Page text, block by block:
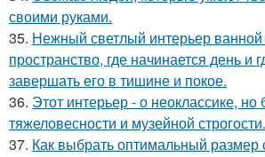
своими руками.
35. Нежный светлый интерьер
пространство, где начинается день и
завершать его в тишине и покое.
36. Этот интерьер - о неоклассике, но
тяжеловесности и музейной строгости.
37. Как выбрать оптимальный размер